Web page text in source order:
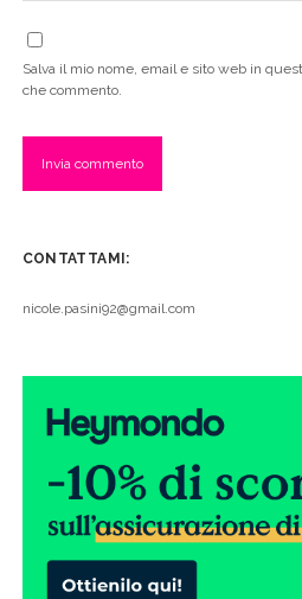
Salva il mio nome, email e sito web in
che commento.
CONTATTAMI:
nicole.pasini92@gmail.com